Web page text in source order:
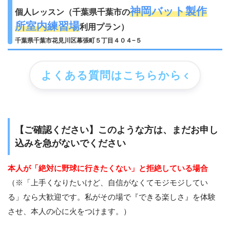
個人レッスン（千葉県千葉市の神岡バット製作
所室内練習場利用プラン）
千葉県千葉市花見川区幕張町５丁目４０４−５
よくある質問はこちらから
【ご確認ください】このような方は、まだお申し
込みを急がないでください
本人が「絶対に野球に行きたくない」と拒絶している場合
（※「上手くなりたいけど、自信がなくてモジモジしてい
る」なら大歓迎です。私がその場で『できる楽しさ』を体験
させ、本人の心に火をつけます。）